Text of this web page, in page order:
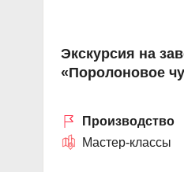
Экскурсия на
«Поролоновое
Производство
Мастер-классы